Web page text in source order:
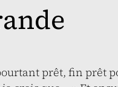
prêt, fin prêt